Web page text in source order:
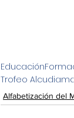
Educación
Trofeo
Alfabetización del